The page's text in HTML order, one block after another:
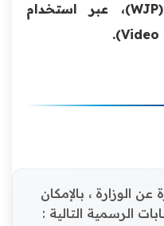
مشروع العدالة العالمية (WJP)، عبر استخدام
عن الوزارة ، بالإمكان
الرسمية التالية :